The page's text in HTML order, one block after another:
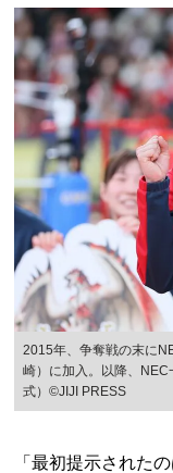
2015年、争奪戦の末に
崎）に加入。以降、
式）©︎JIJI PRESS
「最初提示された